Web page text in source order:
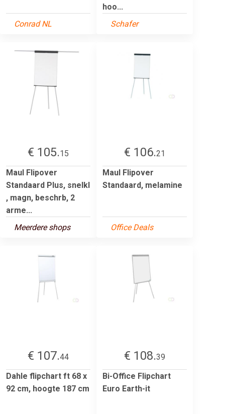
Conrad NL
hoo...
Schafer
€ 105.15
Maul Flipover
Standaard Plus, snelkl
, magn, beschrb, 2
arme...
Meerdere shops
€ 106.21
Maul Flipover
Standaard, melamine
Office Deals
€ 107.44
Dahle flipchart ft 68 x
92 cm, hoogte 187 cm
€ 108.39
Bi-Office Flipchart
Euro Earth-it